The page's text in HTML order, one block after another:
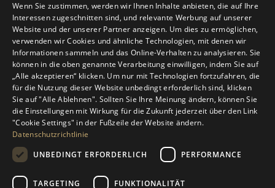
Cookie-Einstellungen
Unternehmen
Über uns
Magazin
Kontakt
Gutschein
Wenn Sie zustimmen, werden wir Ihnen Inhalte anbieten, die auf Ihre
Interessen zugeschnitten sind, und relevante Werbung auf unserer
Website und der unserer Partner anzeigen. Um dies zu ermöglichen,
verwenden wir Cookies und ähnliche Technologien, mit denen wir
Informationen sammeln und das Online-Verhalten zu analysieren. Sie
können in die oben genannte Verarbeitung einwilligen, indem Sie auf
„Alle akzeptieren“ klicken. Um nur mit Technologien fortzufahren, die
für die Nutzung dieser Website unbedingt erforderlich sind, klicken
Sie auf "Alle Ablehnen". Sollten Sie Ihre Meinung ändern, können Sie
die Einstellungen mit Wirkung für die Zukunft jederzeit über den Link
"Cookie Settings" in der Fußzeile der Website ändern.
Datenschutzrichtlinie
UNBEDINGT ERFORDERLICH
PERFORMANCE
TARGETING FUNKTIONALITÄT